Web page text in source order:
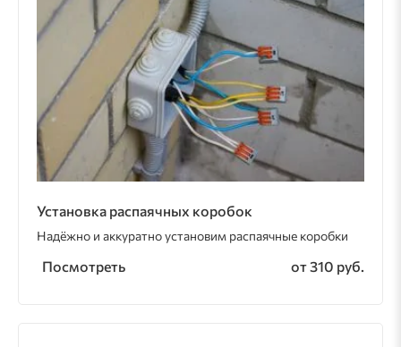
Установка распаячных коробок
Надёжно и аккуратно установим распаячные коробки
Посмотреть от 310 руб.